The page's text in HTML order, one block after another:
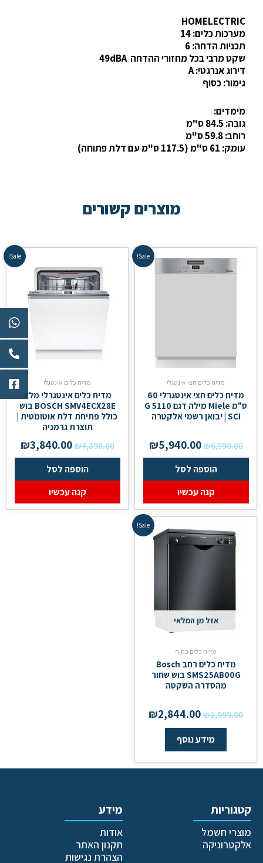
HOMELECTRIC
מערכות כלים: 14
תכניות הדחה: 6
שקט מרבי בכל מחזורי ההדחה 49dBA
דירוג אנרגטי: A
גימור: כסוף
מימדים:
גובה: 84.5 ס"מ
רוחב: 59.8 ס"מ
עומק: 61 ס"מ (117.5 ס"מ עם דלת פתוחה)
מוצרים קשורים
Sale!
מדיח כלים חצי אינטגלי
מדיח כלים חצי אינטגרלי 60
ס"מ Miele מילה דגם G 5110
SCI | יבואן רשמי אלקטרה
₪6,590.00
₪5,940.00
הוספה לסל
קנה עכשיו
Sale!
מדיח כלים אינטגלי
מדיח כלים אינטגרלי מלא
BOSCH SMV4ECX28E בוש
כולל פתיחת דלת אוטומטית |
תוצרת גרמניה
₪4,890.00
₪3,840.00
הוספה לסל
קנה עכשיו
Sale!
אזל מן המלאי
מדיח כלים כסוף
מדיח כלים ‏רחב Bosch
SMS25AB00G בוש שחור
מהסדרה השקטה
₪2,999.00
₪2,844.00
מידע נוסף
קטגוריות
מוצרי חשמל
אלקטרוניקה
מידע
אודות
תקנון האתר
הצהרת נגישות